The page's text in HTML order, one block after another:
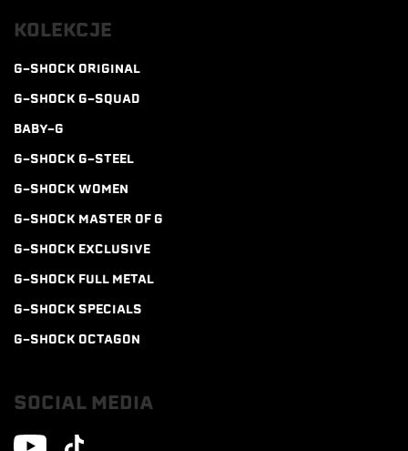
KOLEKCJE
G-SHOCK ORIGINAL
G-SHOCK G-SQUAD
BABY-G
G-SHOCK G-STEEL
G-SHOCK WOMEN
G-SHOCK MASTER OF G
G-SHOCK EXCLUSIVE
G-SHOCK FULL METAL
G-SHOCK SPECIALS
G-SHOCK OCTAGON
SOCIAL MEDIA